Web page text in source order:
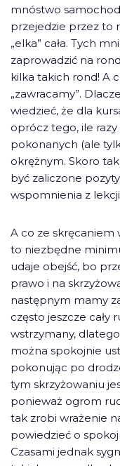
mnóstwo
przejedzie przez to
„elka” cała. Tych
zaprowadzić na
kilka takich rond! A
„zawracamy”.
wiedzieć, że dla
oprócz tego, ile razy
pokonanych (ale
okrężnym. Skoro
być zaliczone
wspomnienia z
A co ze skręcaniem
to niezbędne
udaje obejść, bo
prawo i na
następnym mamy
często jeszcze cały
wstrzymany,
można spokojnie
pokonując po
tym skrzyżowaniu
ponieważ ogrom
tak zrobi wrażenie
powiedzieć o
Czasami jednak